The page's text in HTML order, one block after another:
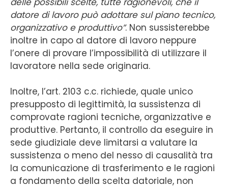
datore di lavoro può adottare sul piano tecnico,
organizzativo e produttivo”. Non sussisterebbe
inoltre in capo al datore di lavoro neppure
l’onere di provare l’impossibilità di utilizzare il
lavoratore nella sede originaria.
Inoltre, l’art. 2103 c.c. richiede, quale unico
presupposto di legittimità, la sussistenza di
comprovate ragioni tecniche, organizzative e
produttive. Pertanto, il controllo da eseguire in
sede giudiziale deve limitarsi a valutare la
sussistenza o meno del nesso di causalità tra
la comunicazione di trasferimento e le ragioni
a fondamento della scelta datoriale, non